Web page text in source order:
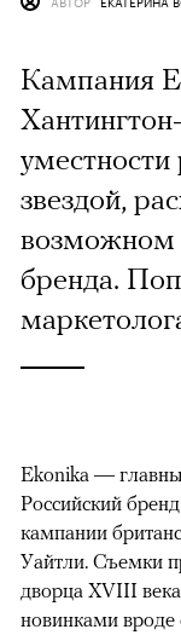
Кампания
звездой,
возможном
бренда.
Ekonika —
Российский
кампании
Уайтли. Cъемки
дворца XVIII
новинками вроде